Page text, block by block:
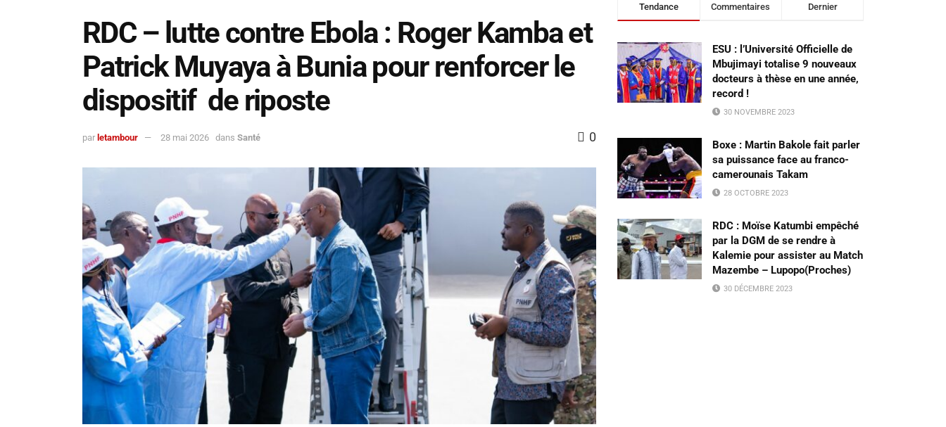
RDC – lutte contre Ebola : Roger Kamba et
Patrick Muyaya à Bunia pour renforcer le
dispositif de riposte
par letambour 28 mai 2026 dans Santé 0
Tendance Commentaires Dernier
ESU : l’Université Officielle de
Mbujimayi totalise 9 nouveaux
docteurs à thèse en une année,
record !
30 NOVEMBRE 2023
Boxe : Martin Bakole fait parler
sa puissance face au franco-
camerounais Takam
28 OCTOBRE 2023
RDC : Moïse Katumbi empêché
par la DGM de se rendre à
Kalemie pour assister au Match
Mazembe – Lupopo(Proches)
30 DÉCEMBRE 2023